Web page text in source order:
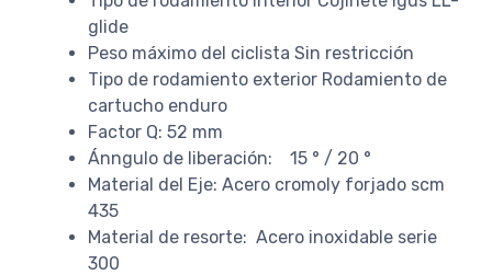
glide
Peso máximo del ciclista Sin restricción
Tipo de rodamiento exterior Rodamiento de
cartucho enduro
Factor Q: 52 mm
Ánngulo de liberación: 15 ° / 20 °
Material del Eje: Acero cromoly forjado scm
435
Material de resorte: Acero inoxidable serie
300